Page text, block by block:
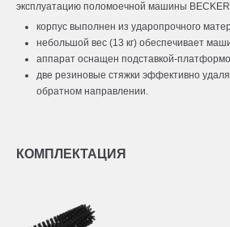
эксплуатацию поломоечной машины
корпус выполнен из ударопрочного
небольшой вес (13 кг) обеспечивает
аппарат оснащен подставкой-
две резиновые стяжки эффективно
обратном направлении.
КОМПЛЕКТАЦИЯ